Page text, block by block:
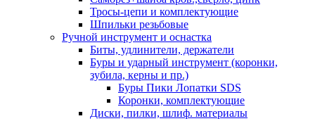
Тросы-цепи и комплектующие
Шпильки резьбовые
Ручной инструмент и оснастка
Биты, удлинители, держатели
Буры и ударный инструмент (коронки,
зубила, керны и пр.)
Буры Пики Лопатки SDS
Коронки, комплектующие
Диски, пилки, шлиф. материалы